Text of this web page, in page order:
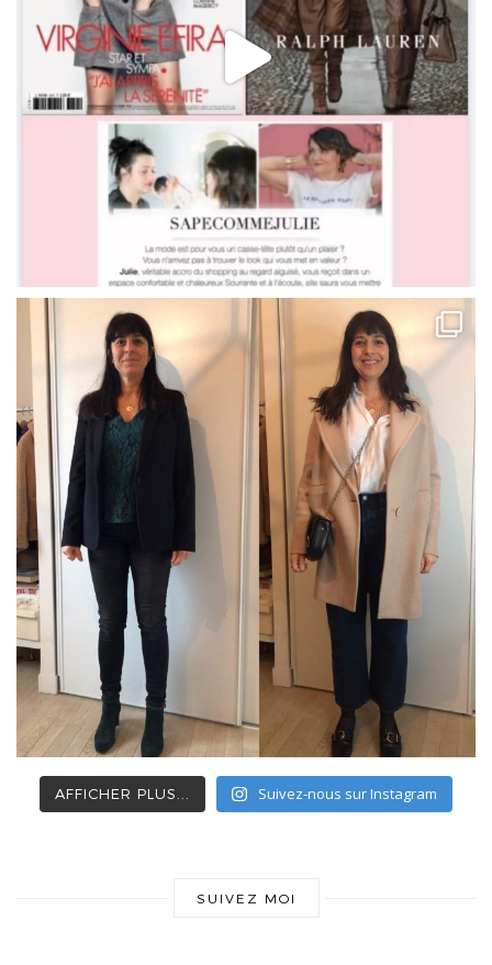
AFFICHER PLUS... Suivez-nous sur Instagram
SUIVEZ MOI